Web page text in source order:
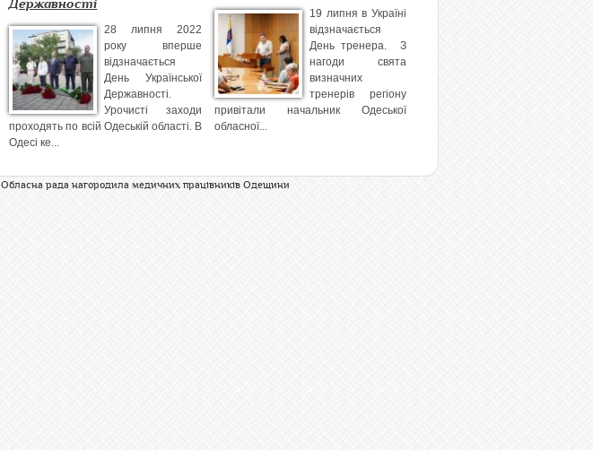
Державності
28 липня 2022
року вперше
відзначається
День Української
Державності.
Урочисті заходи
проходять по всій Одеській області. В
Одесі ке...
19 липня в Україні
відзначається
День тренера. З
нагоди свята
визначних
тренерів регіону
привітали начальник Одеської
обласної...
Обласна рада нагородила медичних працівників Одещини